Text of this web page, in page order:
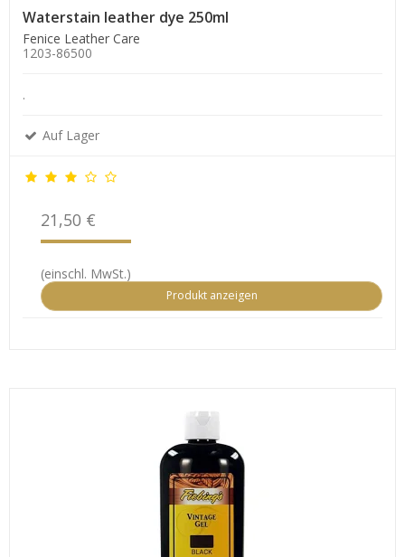
Waterstain leather dye 250ml
Fenice Leather Care
1203-86500
.
Auf Lager
21,50 €
(einschl. MwSt.)
Produkt anzeigen